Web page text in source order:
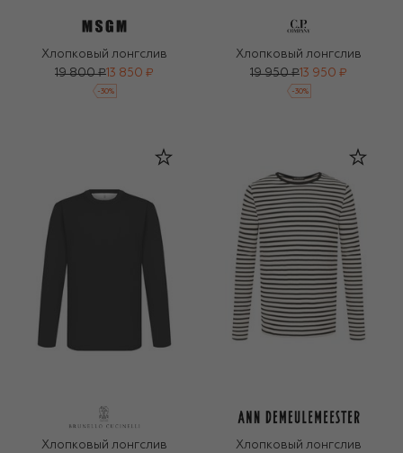
Хлопковый лонгслив
19 800 ₽ 13 850 ₽
-30%
Хлопковый лонгслив
19 950 ₽ 13 950 ₽
-30%
Хлопковый лонгслив Хлопковый лонгслив